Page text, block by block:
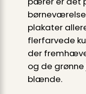
plakater
flerfarvede
der
og de
blænde.